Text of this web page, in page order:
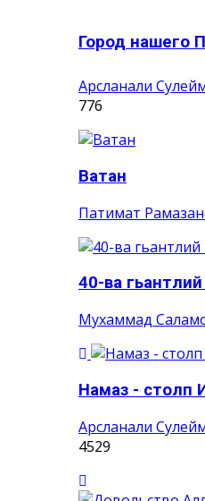
Арсланали
776
Ватан
Патимат
40-ва
Мухаммад
Намаз - столп
Арсланали
4529